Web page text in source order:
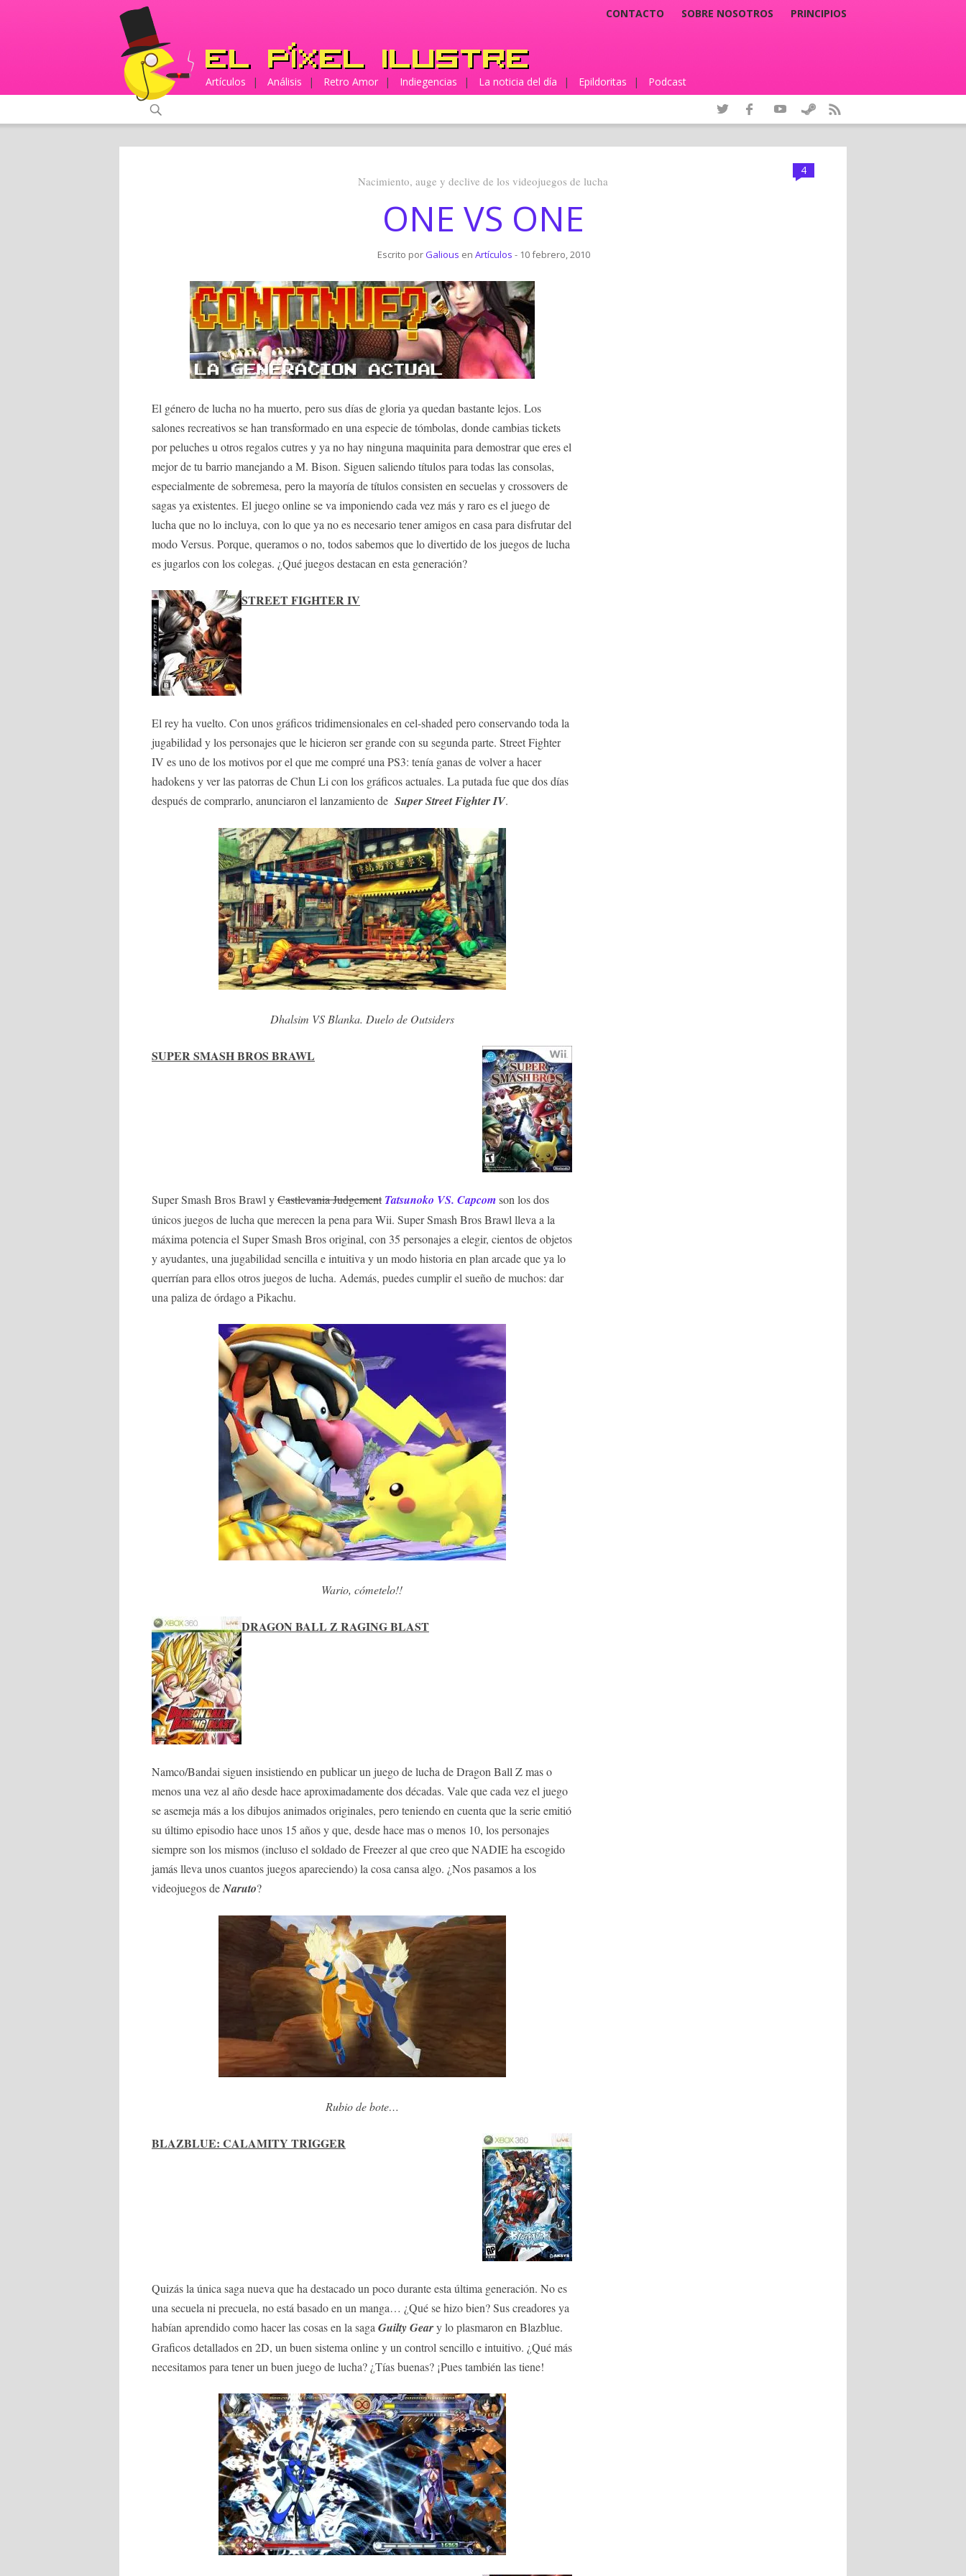
CONTACTO SOBRE NOSOTROS PRINCIPIOS
Artículos | Análisis | Retro Amor | Indiegencias | La noticia del día | Epildoritas | Podcast
4
Nacimiento, auge y declive de los videojuegos de lucha
ONE VS ONE
Escrito porGalious en Artículos - 10 febrero, 2010
El género de lucha no ha muerto, pero sus días de gloria ya quedan bastante lejos. Los
salones recreativos se han transformado en una especie de tómbolas, donde cambias tickets
por peluches u otros regalos cutres y ya no hay ninguna maquinita para demostrar que eres el
mejor de tu barrio manejando a M. Bison. Siguen saliendo títulos para todas las consolas,
especialmente de sobremesa, pero la mayoría de títulos consisten en secuelas y crossovers de
sagas ya existentes. El juego online se va imponiendo cada vez más y raro es el juego de
lucha que no lo incluya, con lo que ya no es necesario tener amigos en casa para disfrutar del
modo Versus. Porque, queramos o no, todos sabemos que lo divertido de los juegos de lucha
es jugarlos con los colegas. ¿Qué juegos destacan en esta generación?
STREET FIGHTER IV
El rey ha vuelto. Con unos gráficos tridimensionales en cel-shaded pero conservando toda la
jugabilidad y los personajes que le hicieron ser grande con su segunda parte. Street Fighter
IV es uno de los motivos por el que me compré una PS3: tenía ganas de volver a hacer
hadokens y ver las patorras de Chun Li con los gráficos actuales. La putada fue que dos días
después de comprarlo, anunciaron el lanzamiento de Super Street Fighter IV.
Dhalsim VS Blanka. Duelo de Outsiders
SUPER SMASH BROS BRAWL
Super Smash Bros Brawl yCastlevania Judgement Tatsunoko VS. Capcomson los dos
únicos juegos de lucha que merecen la pena para Wii. Super Smash Bros Brawl lleva a la
máxima potencia el Super Smash Bros original, con 35 personajes a elegir, cientos de objetos
y ayudantes, una jugabilidad sencilla e intuitiva y un modo historia en plan arcade que ya lo
querrían para ellos otros juegos de lucha. Además, puedes cumplir el sueño de muchos: dar
una paliza de órdago a Pikachu.
Wario, cómetelo!!
DRAGON BALL Z RAGING BLAST
Namco/Bandai siguen insistiendo en publicar un juego de lucha de Dragon Ball Z mas o
menos una vez al año desde hace aproximadamente dos décadas. Vale que cada vez el juego
se asemeja más a los dibujos animados originales, pero teniendo en cuenta que la serie emitió
su último episodio hace unos 15 años y que, desde hace mas o menos 10, los personajes
siempre son los mismos (incluso el soldado de Freezer al que creo que NADIE ha escogido
jamás lleva unos cuantos juegos apareciendo) la cosa cansa algo. ¿Nos pasamos a los
videojuegos deNaruto?
Rubio de bote…
BLAZBLUE: CALAMITY TRIGGER
Quizás la única saga nueva que ha destacado un poco durante esta última generación. No es
una secuela ni precuela, no está basado en un manga… ¿Qué se hizo bien? Sus creadores ya
habían aprendido como hacer las cosas en la saga Guilty Geary lo plasmaron en Blazblue.
Graficos detallados en 2D, un buen sistema online y un control sencillo e intuitivo. ¿Qué más
necesitamos para tener un buen juego de lucha? ¿Tías buenas? ¡Pues también las tiene!